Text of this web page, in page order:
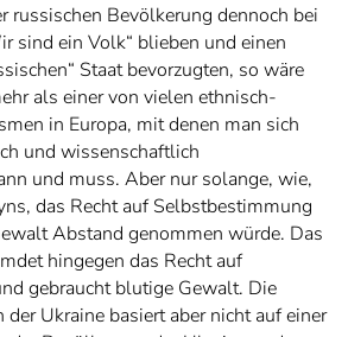
russischen Bevölkerung dennoch bei
sind ein Volk“ blieben und einen
Staat bevorzugten, so wäre
als einer von vielen ethnisch-
in Europa, mit denen man sich
und wissenschaftlich
und muss. Aber nur solange, wie,
das Recht auf Selbstbestimmung
Abstand genommen würde. Das
hingegen das Recht auf
gebraucht blutige Gewalt. Die
der Ukraine basiert aber nicht auf einer